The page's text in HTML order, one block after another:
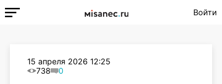
Войти
15 апреля 2026 12:25
738
0